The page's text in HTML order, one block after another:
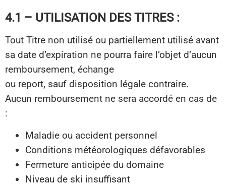
4.1 – UTILISATION DES TITRES :
Tout Titre non utilisé ou partiellement utilisé avant
sa date d’expiration ne pourra faire l’objet d’aucun
remboursement, échange
ou report, sauf disposition légale contraire.
Aucun remboursement ne sera accordé en cas de
:
Maladie ou accident personnel
Conditions météorologiques défavorables
Fermeture anticipée du domaine
Niveau de ski insuffisant